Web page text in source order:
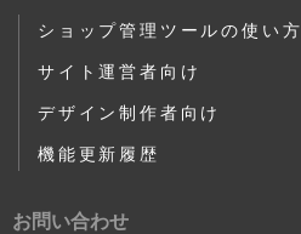
ショップ管理ツールの使い方
サイト運営者向け
デザイン制作者向け
機能更新履歴
お問い合わせ